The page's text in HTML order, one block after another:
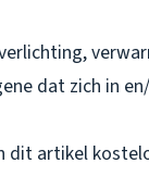
dat zich in
dit artikel